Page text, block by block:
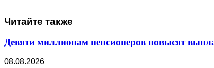
Читайте также
Девяти миллионам пенсионеров повысят
08.08.2026